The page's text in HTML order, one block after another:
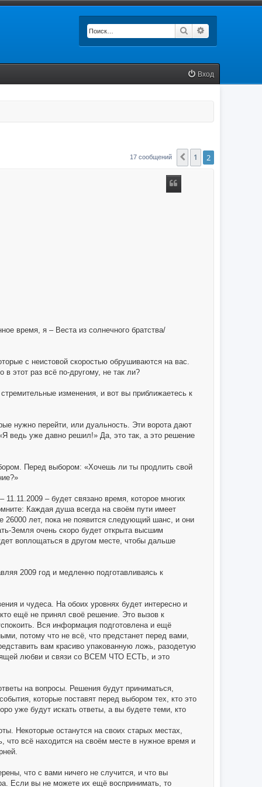
Поиск
Вход
17 сообщений Пред.
1 2
время, я – Веста из солнечного братства/
с неистовой скоростью обрушиваются на вас.
в этот раз всё по-другому, не так ли?
изменения, и вот вы приближаетесь к
нужно перейти, или дуальность. Эти ворота дают
ведь уже давно решил!» Да, это так, а это решение
Перед выбором: «Хочешь ли ты продлить свой
– будет связано время, которое многих
Каждая душа всегда на своём пути имеет
лет, пока не появится следующий шанс, и они
Земля очень скоро будет открыта высшим
воплощаться в другом месте, чтобы дальше
2009 год и медленно подготавливаясь к
и чудеса. На обоих уровнях будет интересно и
ещё не принял своё решение. Это вызов к
Вся информация подготовлена и ещё
потому что не всё, что предстанет перед вами,
вам красиво упакованную ложь, разодетую
любви и связи со ВСЕМ ЧТО ЕСТЬ, и это
на вопросы. Решения будут приниматься,
которые поставят перед выбором тех, кто это
уже будут искать ответы, а вы будете теми, кто
Некоторые останутся на своих старых местах,
что всё находится на своём месте в нужное время и
что с вами ничего не случится, и что вы
Если вы не можете их ещё воспринимать, то